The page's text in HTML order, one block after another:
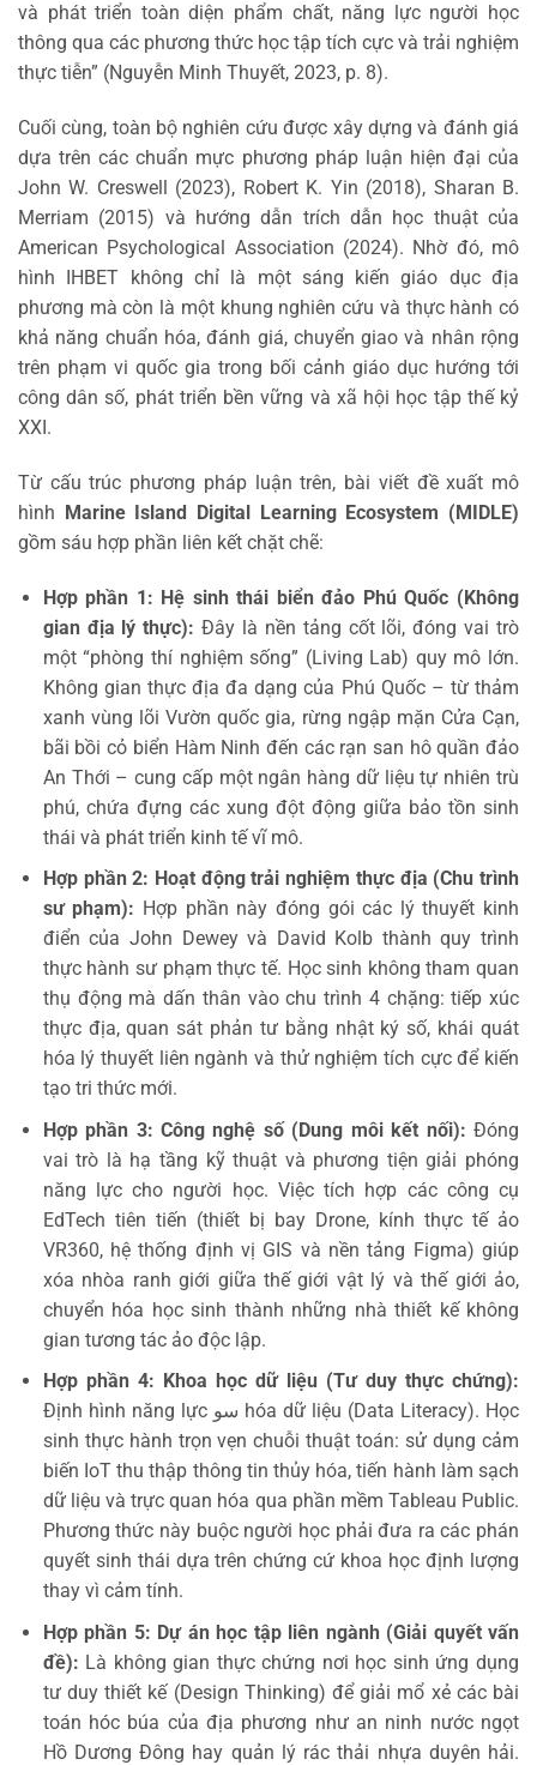
và phát triển toàn diện phẩm chất, năng lực người học
thông qua các phương thức học tập tích cực và trải nghiệm
thực tiễn” (Nguyễn Minh Thuyết, 2023, p. 8).
Cuối cùng, toàn bộ nghiên cứu được xây dựng và đánh giá
dựa trên các chuẩn mực phương pháp luận hiện đại của
John W. Creswell (2023), Robert K. Yin (2018), Sharan B.
Merriam (2015) và hướng dẫn trích dẫn học thuật của
American Psychological Association (2024). Nhờ đó, mô
hình IHBET không chỉ là một sáng kiến giáo dục địa
phương mà còn là một khung nghiên cứu và thực hành có
khả năng chuẩn hóa, đánh giá, chuyển giao và nhân rộng
trên phạm vi quốc gia trong bối cảnh giáo dục hướng tới
công dân số, phát triển bền vững và xã hội học tập thế kỷ
XXI.
Từ cấu trúc phương pháp luận trên, bài viết đề xuất mô
hình Marine Island Digital Learning Ecosystem (MIDLE)
gồm sáu hợp phần liên kết chặt chẽ:
Hợp phần 1: Hệ sinh thái biển đảo Phú Quốc (Không
gian địa lý thực): Đây là nền tảng cốt lõi, đóng vai trò
một “phòng thí nghiệm sống” (Living Lab) quy mô lớn.
Không gian thực địa đa dạng của Phú Quốc – từ thảm
xanh vùng lõi Vườn quốc gia, rừng ngập mặn Cửa Cạn,
bãi bồi cỏ biển Hàm Ninh đến các rạn san hô quần đảo
An Thới – cung cấp một ngân hàng dữ liệu tự nhiên trù
phú, chứa đựng các xung đột động giữa bảo tồn sinh
thái và phát triển kinh tế vĩ mô.
Hợp phần 2: Hoạt động trải nghiệm thực địa (Chu trình
sư phạm): Hợp phần này đóng gói các lý thuyết kinh
điển của John Dewey và David Kolb thành quy trình
thực hành sư phạm thực tế. Học sinh không tham quan
thụ động mà dấn thân vào chu trình 4 chặng: tiếp xúc
thực địa, quan sát phản tư bằng nhật ký số, khái quát
hóa lý thuyết liên ngành và thử nghiệm tích cực để kiến
tạo tri thức mới.
Hợp phần 3: Công nghệ số (Dung môi kết nối): Đóng
vai trò là hạ tầng kỹ thuật và phương tiện giải phóng
năng lực cho người học. Việc tích hợp các công cụ
EdTech tiên tiến (thiết bị bay Drone, kính thực tế ảo
VR360, hệ thống định vị GIS và nền tảng Figma) giúp
xóa nhòa ranh giới giữa thế giới vật lý và thế giới ảo,
chuyển hóa học sinh thành những nhà thiết kế không
gian tương tác ảo độc lập.
Hợp phần 4: Khoa học dữ liệu (Tư duy thực chứng):
Định hình năng lực سو hóa dữ liệu (Data Literacy). Học
sinh thực hành trọn vẹn chuỗi thuật toán: sử dụng cảm
biến IoT thu thập thông tin thủy hóa, tiến hành làm sạch
dữ liệu và trực quan hóa qua phần mềm Tableau Public.
Phương thức này buộc người học phải đưa ra các phán
quyết sinh thái dựa trên chứng cứ khoa học định lượng
thay vì cảm tính.
Hợp phần 5: Dự án học tập liên ngành (Giải quyết vấn
đề): Là không gian thực chứng nơi học sinh ứng dụng
tư duy thiết kế (Design Thinking) để giải mổ xẻ các bài
toán hóc búa của địa phương như an ninh nước ngọt
Hồ Dương Đông hay quản lý rác thải nhựa duyên hải.